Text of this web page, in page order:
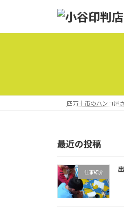
四万十市のハンコ屋
最近の投稿
仕事紹介